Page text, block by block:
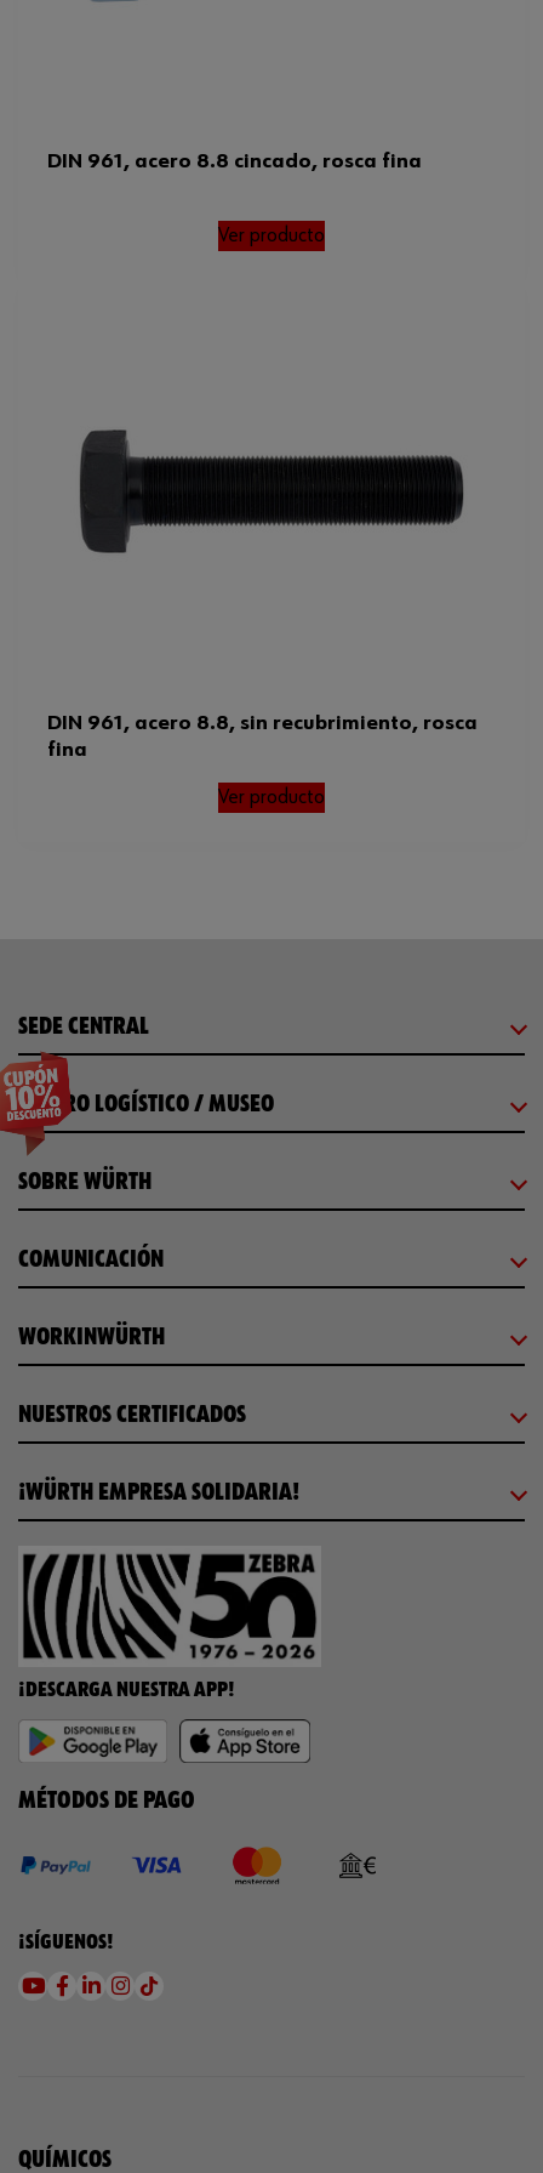
DIN 961, acero 8.8 cincado, rosca fina
Ver producto
DIN 961, acero 8.8, sin recubrimiento, rosca
fina
Ver producto
SEDE CENTRAL
CENTRO LOGÍSTICO / MUSEO
SOBRE WÜRTH
COMUNICACIÓN
WORKINWÜRTH
NUESTROS CERTIFICADOS
¡WÜRTH EMPRESA SOLIDARIA!
¡DESCARGA NUESTRA APP!
MÉTODOS DE PAGO
¡SÍGUENOS!
QUÍMICOS